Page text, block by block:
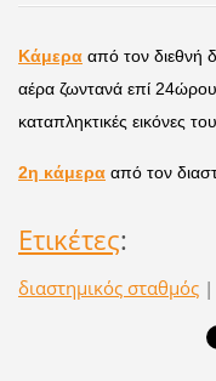
Κάμερα από τον διεθνή
αέρα ζωντανά επί
καταπληκτικές εικόνες
2η κάμερααπό τον
Ετικέτες:
διαστημικός σταθμός |